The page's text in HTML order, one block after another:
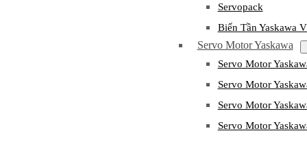
Servopack
Biến Tần Yaskawa
Servo Motor Yaskawa
Servo Motor
Servo Motor
Servo Motor
Servo Motor